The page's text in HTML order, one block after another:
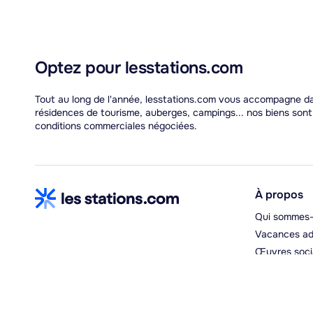
Optez pour lesstations.com
Tout au long de l'année, lesstations.com vous accompagne
résidences de tourisme, auberges, campings... nos biens
conditions commerciales négociées.
À propos
Qui
Vacances
Œuvres